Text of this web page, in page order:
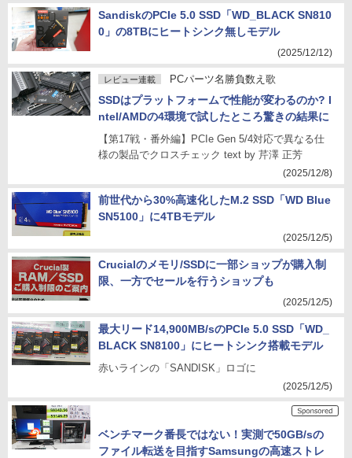
SandiskのPCIe 5.0 SSD「WD_BLACK SN810
0」の8TBにヒートシンク無しモデル
(2025/12/12)
レビュー連載 PCパーツ名勝負数え歌
SSDはプラットフォームで性能が変わるのか? I
ntel/AMDの4環境で試したところ驚きの結果に
【第17戦・番外編】PCIe Gen 5/4対応で異なる仕
様の製品でクロスチェック text by 芹澤 正芳
(2025/12/8)
前世代から30%高速化したM.2 SSD「WD Blue
SN5100」に4TBモデル
(2025/12/5)
Crucialのメモリ/SSDに一部ショップが購入制
限、一方でセールを行うショップも
(2025/12/5)
最大リード14,900MB/sのPCIe 5.0 SSD「WD_
BLACK SN8100」にヒートシンク搭載モデル
赤いラインの「SANDISK」ロゴに
(2025/12/5)
ベンチマーク番長ではない！実測で50GB/sの
ファイル転送を目指すSamsungの高速ストレ